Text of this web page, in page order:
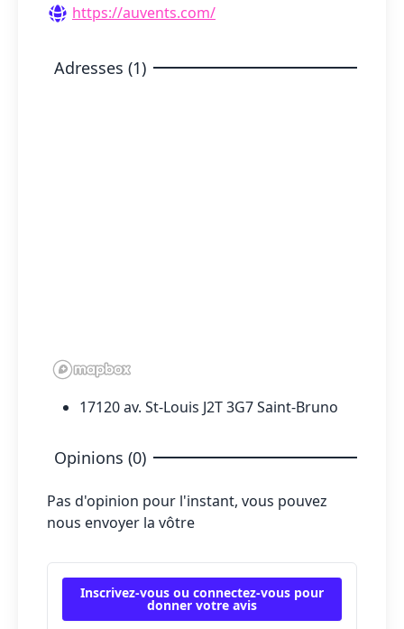
https://auvents.com/
Adresses (1)
17120 av. St-Louis J2T 3G7 Saint-Bruno
Opinions (0)
Pas d'opinion pour l'instant, vous pouvez
nous envoyer la vôtre
Inscrivez-vous ou connectez-vous pour
donner votre avis